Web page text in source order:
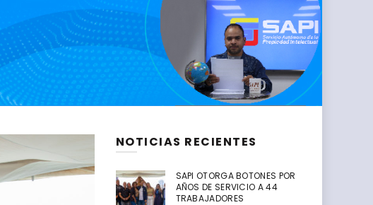
NOTICIAS RECIENTES
SAPI OTORGA BOTONES POR
AÑOS DE SERVICIO A 44
TRABAJADORES